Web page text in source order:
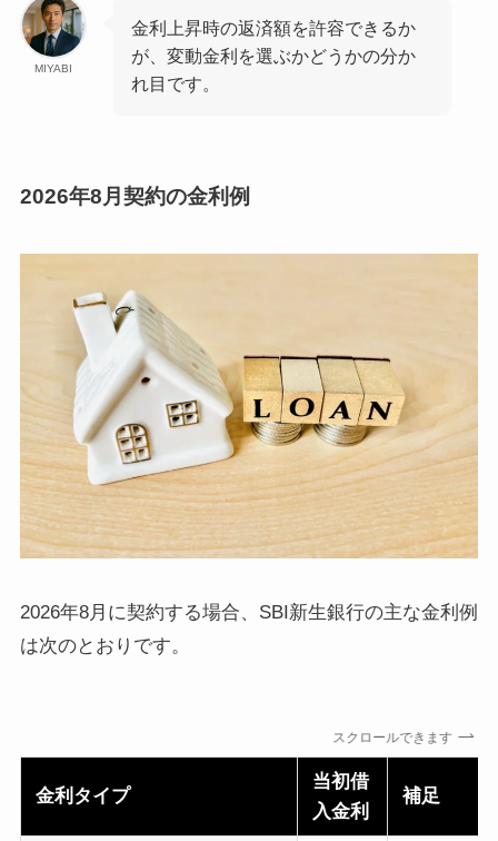
MIYABI
金利上昇時の返済額を許容できるか
が、変動金利を選ぶかどうかの分か
れ目です。
2026年8月契約の金利例
2026年8月に契約する場合、SBI新生銀行の主な金利例
は次のとおりです。
スクロールできます
金利タイプ
当初借
入金利
補足